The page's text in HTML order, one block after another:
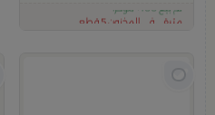
تم بيع 100+ مؤخراً